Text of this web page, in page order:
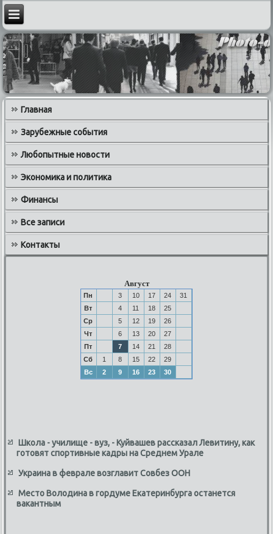
Главная
Зарубежные события
Любопытные новости
Экономика и политика
Финансы
Все записи
Контакты
Август
Пн 3 10 17 24
31
Вт
4 11 18
25
Ср
5 12 19
26
Чт
6 13 20
27
Пт
7 14 21
28
Сб
1 8 15 22
29
Вс
2 9 16 23 30
Школа - училище - вуз, - Куйвашев рассказал Левитину, как
готовят спортивные кадры на Среднем Урале
Украина в феврале возглавит Совбез ООН
Место Володина в гордуме Екатеринбурга останется
вакантным